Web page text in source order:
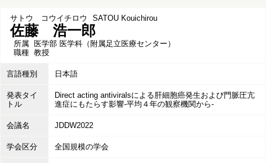
サトウ コウイチロウ SATOU Kouichirou
佐藤 浩一郎
所属 医学部 医学科（附属足立医療センター）
職種 教授
言語種別 日本語
発表タイ
トル
Direct acting antiviralsによる肝細胞癌発生および門脈圧亢
進症にもたらす影響-平均４年の観察機関から-
会議名 JDDW2022
学会区分 全国規模の学会